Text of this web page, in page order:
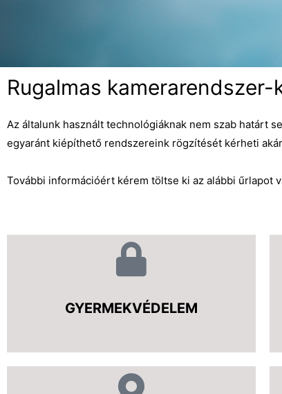
Rugalmas
Az általunk használt technológiáknak nem szab határt
egyaránt kiépíthető rendszereink rögzítését kérheti
További információért kérem töltse ki az alábbi űrlapot
GYERMEKVÉDELEM